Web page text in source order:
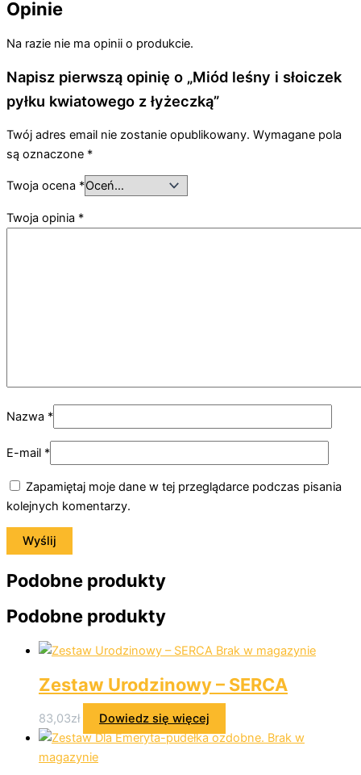
Opinie
Na razie nie ma opinii o produkcie.
Napisz pierwszą opinię o „Miód leśny i słoiczek
pyłku kwiatowego z łyżeczką”
Twój adres email nie zostanie opublikowany. Wymagane pola
są oznaczone *
Twoja ocena *
Twoja opinia *
Nazwa *
E-mail *
Zapamiętaj moje dane w tej przeglądarce podczas pisania
kolejnych komentarzy.
Podobne produkty
Podobne produkty
Brak w magazynie
Zestaw Urodzinowy – SERCA
83,03zł Dowiedz się więcej
Brak w
magazynie